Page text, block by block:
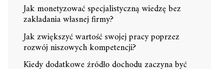
Jak monetyzować specjalistyczną wiedzę bez
zakładania własnej firmy?
Jak zwiększyć wartość swojej pracy poprzez
rozwój niszowych kompetencji?
Kiedy dodatkowe źródło dochodu zaczyna być